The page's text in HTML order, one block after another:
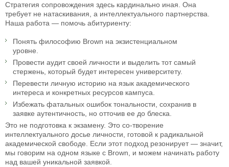
Стратегия сопровождения здесь кардинально иная. Она
требует не натаскивания, а интеллектуального партнерства.
Наша работа — помочь абитуриенту:
Понять философию Brown на экзистенциальном
уровне.
Провести аудит своей личности и выделить тот самый
стержень, который будет интересен университету.
Перевести личную историю на язык академического
интереса и конкретных ресурсов кампуса.
Избежать фатальных ошибок тональности, сохранив в
заявке аутентичность, но отточив ее до блеска.
Это не подготовка к экзамену. Это со-творение
интеллектуального досье личности, готовой к радикальной
академической свободе. Если этот подход резонирует — значит,
мы говорим на одном языке с Brown, и можем начинать работу
над вашей уникальной заявкой.